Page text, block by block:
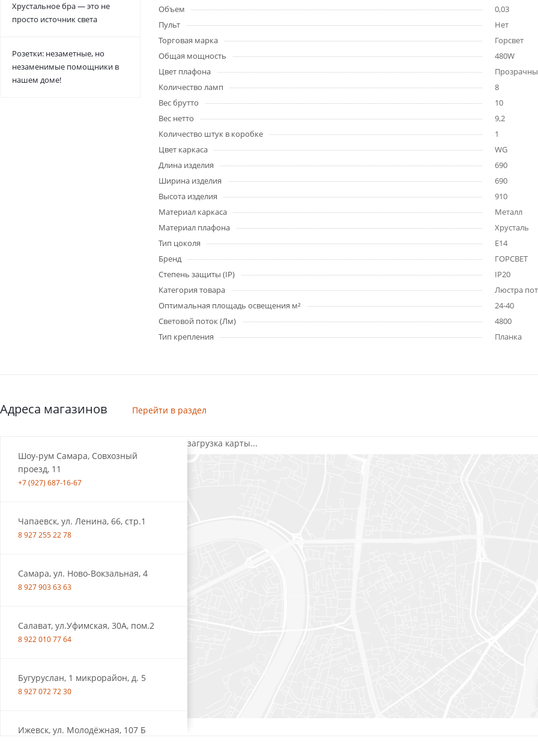
Объем
0,03
Пульт
Нет
Торговая марка
Горсвет
Общая мощность
480W
Цвет плафона
Количество ламп
8
Вес брутто
10
Вес нетто
9,2
Количество штук в коробке
1
Цвет каркаса
WG
Длина изделия
690
Ширина изделия
690
Высота изделия
910
Материал каркаса
Металл
Материал плафона
Хрусталь
Тип цоколя
E14
Бренд
ГОРСВЕТ
Степень защиты (IP)
IP20
Категория товара
Люстра
Оптимальная площадь освещения м²
24-40
Световой поток (Лм)
4800
Тип крепления
Планка
Хрустальное бра — это не
просто источник света
Розетки: незаметные, но
незаменимые помощники в
нашем доме!
Адреса магазинов Перейти в раздел
Шоу-рум Самара, Совхозный
проезд, 11
+7 (927) 687-16-67
Чапаевск, ул. Ленина, 66, стр.1
8 927 255 22 78
Самара, ул. Ново-Вокзальная, 4
8 927 903 63 63
Салават, ул.Уфимская, 30А, пом.2
8 922 010 77 64
Бугуруслан, 1 микрорайон, д. 5
8 927 072 72 30
Ижевск, ул. Молодёжная, 107 Б
загрузка карты...